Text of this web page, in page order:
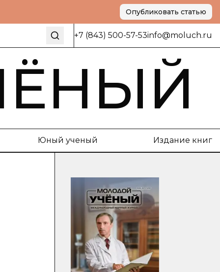
Опубликовать статью
+7 (843) 500-57-53info@moluch.ru
Юный ученый Издание книг